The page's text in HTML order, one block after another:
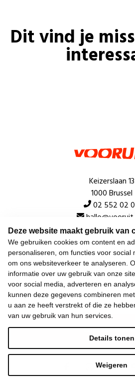
Deze website maakt gebruik van
We gebruiken cookies om content en
personaliseren, om functies voor social
om ons websiteverkeer te analyseren.
informatie over uw gebruik van onze
voor social media, adverteren en
kunnen deze gegevens combineren
u aan ze heeft verstrekt of die ze
van uw gebruik van hun services.
Weigeren
Details tonen
Dit vind je
Keizerslaan 13
1000 Brussel
02 552 02
Snel
Over de
Algemeen
Laatste